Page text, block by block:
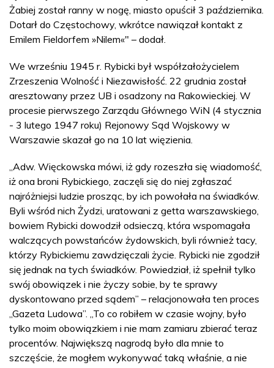
Żabiej został ranny w nogę, miasto opuścił 3 października.
Dotarł do Częstochowy, wkrótce nawiązał kontakt z
Emilem Fieldorfem »Nilem«" – dodał.
We wrześniu 1945 r. Rybicki był współzałożycielem
Zrzeszenia Wolność i Niezawisłość. 22 grudnia został
aresztowany przez UB i osadzony na Rakowieckiej. W
procesie pierwszego Zarządu Głównego WiN (4 stycznia
- 3 lutego 1947 roku) Rejonowy Sąd Wojskowy w
Warszawie skazał go na 10 lat więzienia.
„Adw. Więckowska mówi, iż gdy rozeszła się wiadomość,
iż ona broni Rybickiego, zaczęli się do niej zgłaszać
najróżniejsi ludzie prosząc, by ich powołała na świadków.
Byli wśród nich Żydzi, uratowani z getta warszawskiego,
bowiem Rybicki dowodził odsieczą, która wspomagała
walczących powstańców żydowskich, byli również tacy,
którzy Rybickiemu zawdzięczali życie. Rybicki nie zgodził
się jednak na tych świadków. Powiedział, iż spełnił tylko
swój obowiązek i nie życzy sobie, by te sprawy
dyskontowano przed sądem” – relacjonowała ten proces
„Gazeta Ludowa”. „To co robiłem w czasie wojny, było
tylko moim obowiązkiem i nie mam zamiaru zbierać teraz
procentów. Największą nagrodą było dla mnie to
szczęście, że mogłem wykonywać taką właśnie, a nie